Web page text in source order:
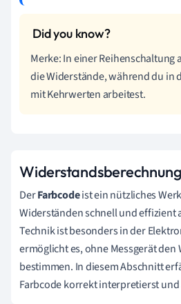
Merke: In einer Reihenschaltung
die Widerstände, während du in
mit Kehrwerten arbeitest.
DerFarbcodeist ein nützliches
Widerständen schnell und effizient
Technik ist besonders in der
ermöglicht es, ohne Messgerät
bestimmen. In diesem Abschnitt
Farbcode korrekt interpretierst